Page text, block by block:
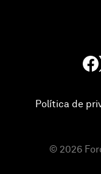
Política de
© 2026